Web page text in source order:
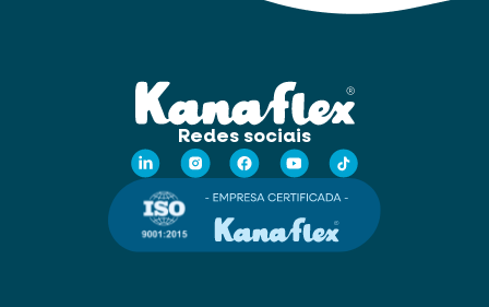
Redes sociais